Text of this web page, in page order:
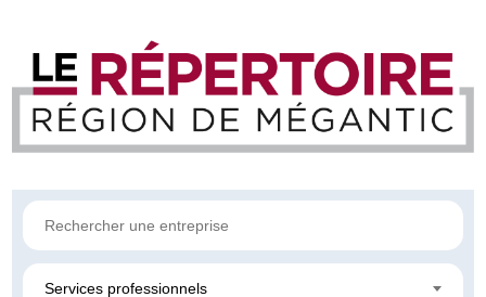
Services professionnels